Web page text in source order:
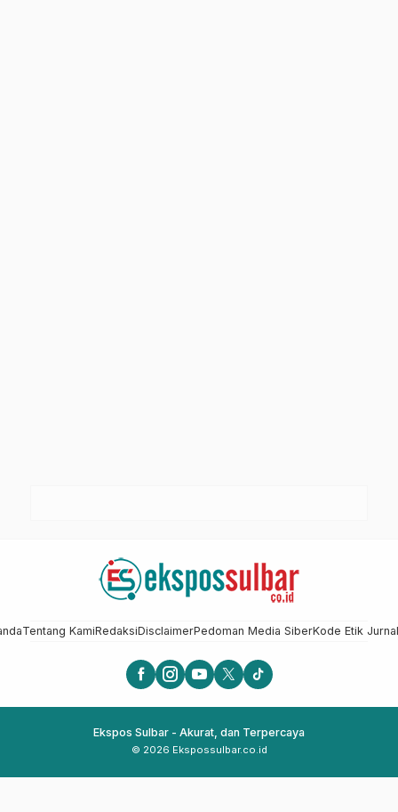
Tentang KamiRedaksiDisclaimerPedoman Media SiberKode Etik
Ekspos Sulbar - Akurat, dan Terpercaya
© 2026 Ekspossulbar.co.id